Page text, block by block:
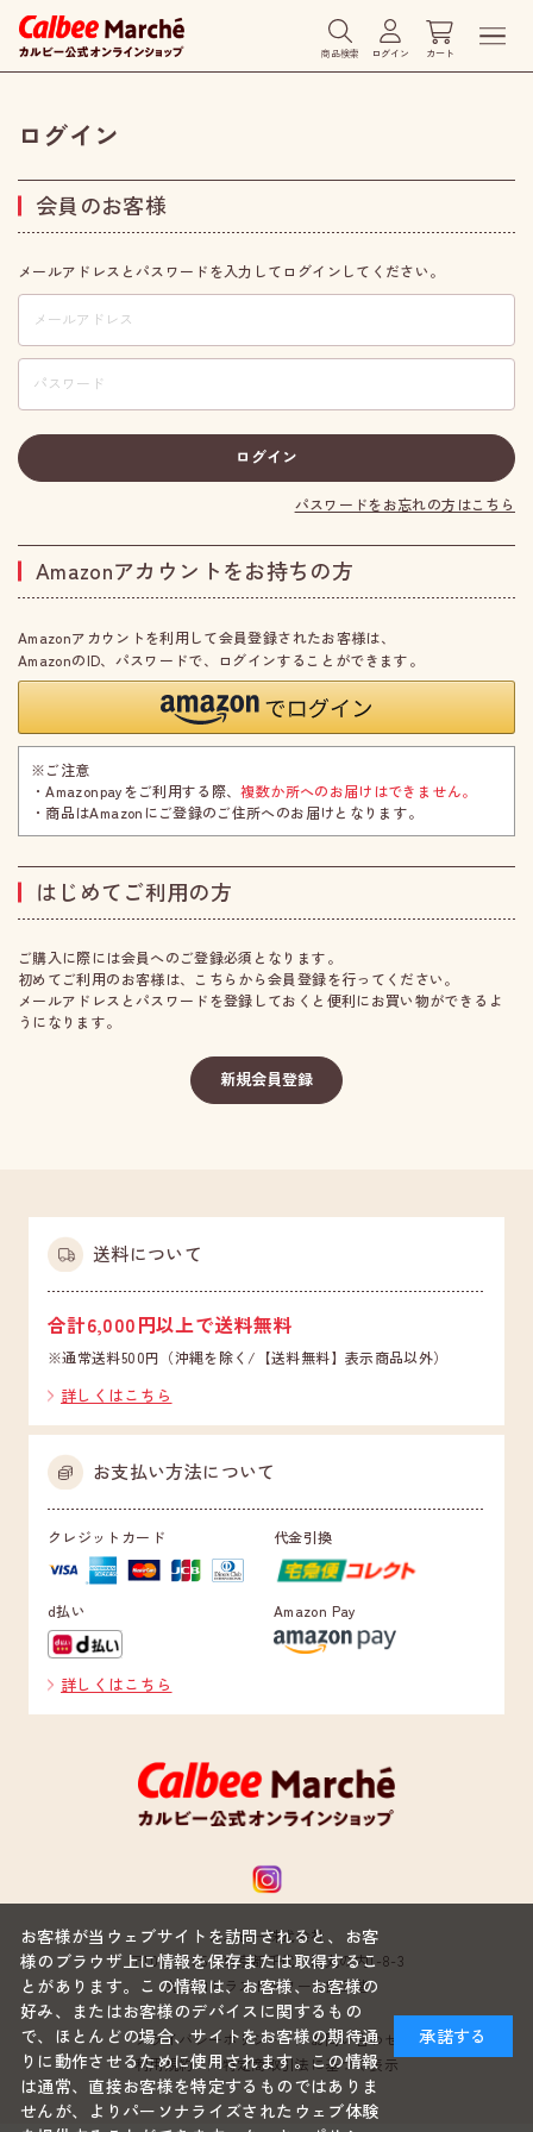
商品検索 ログイン カート
ログイン
会員のお客様
メールアドレスとパスワードを入力してログインしてください。
パスワードをお忘れの方はこちら
Amazonアカウントをお持ちの方
Amazonアカウントを利用して会員登録されたお客様は、
AmazonのID、パスワードで、ログインすることができます。
※ご注意
・Amazonpayをご利用する際、複数か所へのお届けはできません。
・商品はAmazonにご登録のご住所へのお届けとなります。
はじめてご利用の方
ご購入に際には会員へのご登録必須となります。
初めてご利用のお客様は、こちらから会員登録を行ってください。
メールアドレスとパスワードを登録しておくと便利にお買い物ができるよ
うになります。
送料について
合計6,000円以上で送料無料
※通常送料500円（沖縄を除く/【送料無料】表示商品以外）
詳しくはこちら
お支払い方法について
クレジットカード 代金引換
d払い Amazon Pay
詳しくはこちら
カルビー株式会社
〒100-0005 東京都千代田区丸の内1-8-3
丸の内トラストタワー本館22階
プライバシーポリシー
お問い合わせ
利用規約
特定商取引法に基づく表示
お客様が当ウェブサイトを訪問されると、お客
様のブラウザ上に情報を保存または取得するこ
とがあります。この情報は、お客様、お客様の
好み、またはお客様のデバイスに関するもの
で、ほとんどの場合、サイトをお客様の期待通
りに動作させるために使用されます。この情報
は通常、直接お客様を特定するものではありま
せんが、よりパーソナライズされたウェブ体験
承諾する